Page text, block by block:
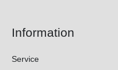
Information
Service